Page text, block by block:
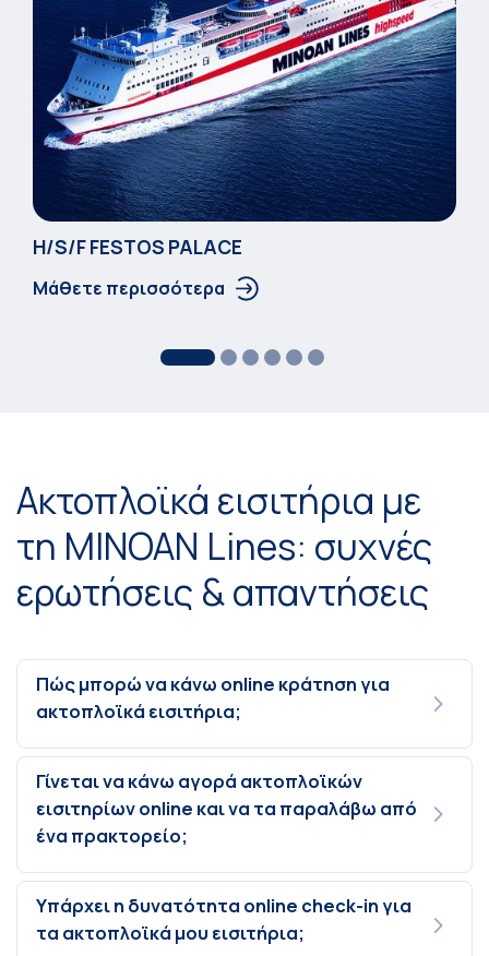
Η/S/F FESTOS PALACΕ
Μάθετε περισσότερα
Ακτοπλοϊκά εισιτήρια με
τη MINOAN Lines: συχνές
ερωτήσεις & απαντήσεις
Πώς μπορώ να κάνω online κράτηση για
ακτοπλοϊκά εισιτήρια;
Γίνεται να κάνω αγορά ακτοπλοϊκών
εισιτηρίων online και να τα παραλάβω από
ένα πρακτορείο;
Υπάρχει η δυνατότητα online check-in για
τα ακτοπλοϊκά μου εισιτήρια;